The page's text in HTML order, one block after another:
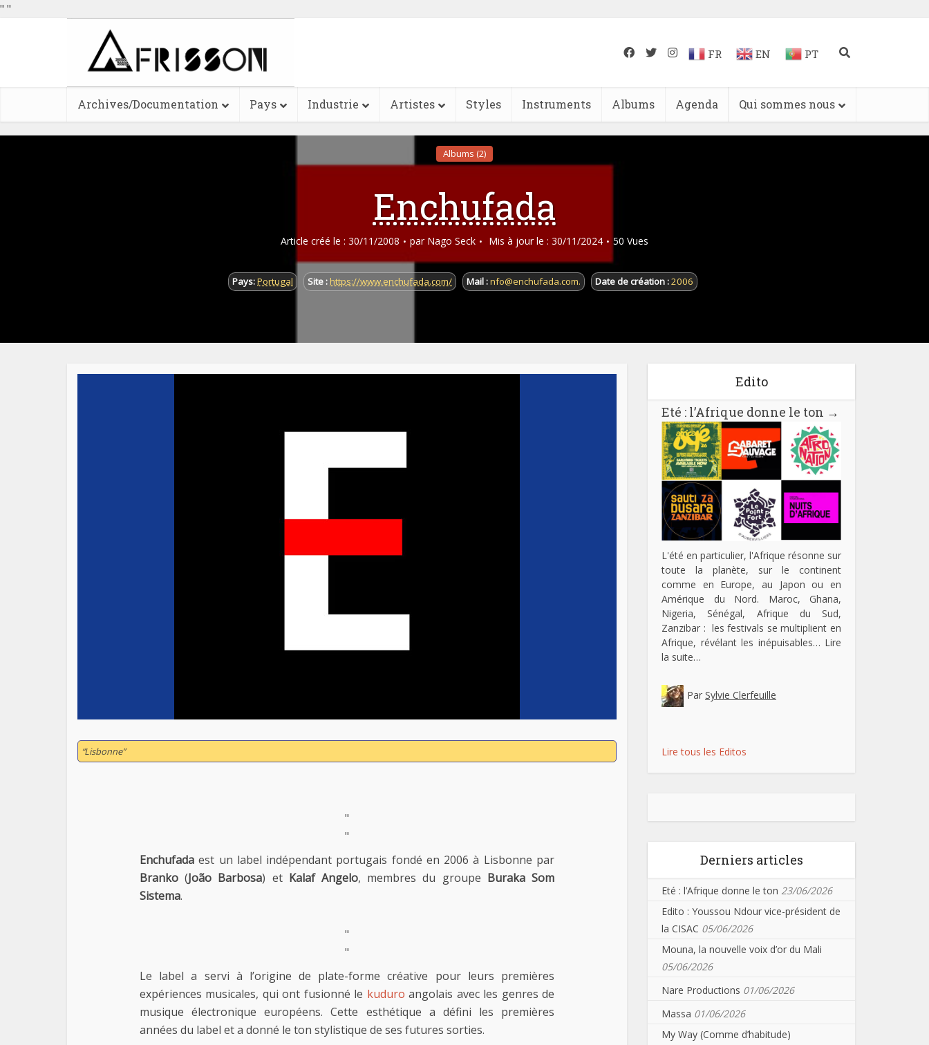
" "
FR EN PT
Archives/Documentation Pays Industrie Artistes Styles Instruments Albums Agenda Qui sommes nous
Albums (2)
Enchufada
Article créé le : 30/11/2008 par Nago Seck Mis à jour le : 30/11/2024 50 Vues
Pays:Portugal Site : https://www.enchufada.com/ Mail :nfo@enchufada.com. Date de création :2006
“Lisbonne”
"
"
Enchufada est un label indépendant portugais fondé en 2006 à Lisbonne par
Branko (João Barbosa) et Kalaf Angelo, membres du groupe Buraka Som
Sistema.
"
"
Le label a servi à l’origine de plate-forme créative pour leurs premières
expériences musicales, qui ont fusionné le kuduro angolais avec les genres de
musique électronique européens. Cette esthétique a défini les premières
années du label et a donné le ton stylistique de ses futures sorties.
Edito
Eté : l’Afrique donne le ton →
L'été en particulier, l'Afrique résonne sur
toute la planète, sur le continent
comme en Europe, au Japon ou en
Amérique du Nord. Maroc, Ghana,
Nigeria, Sénégal, Afrique du Sud,
Zanzibar : les festivals se multiplient en
Afrique, révélant les inépuisables… Lire
la suite…
Par Sylvie Clerfeuille
Lire tous les Editos
Derniers articles
Eté : l’Afrique donne le ton 23/06/2026
Edito : Youssou Ndour vice-président de
la CISAC 05/06/2026
Mouna, la nouvelle voix d’or du Mali
05/06/2026
Nare Productions 01/06/2026
Massa 01/06/2026
My Way (Comme d’habitude)